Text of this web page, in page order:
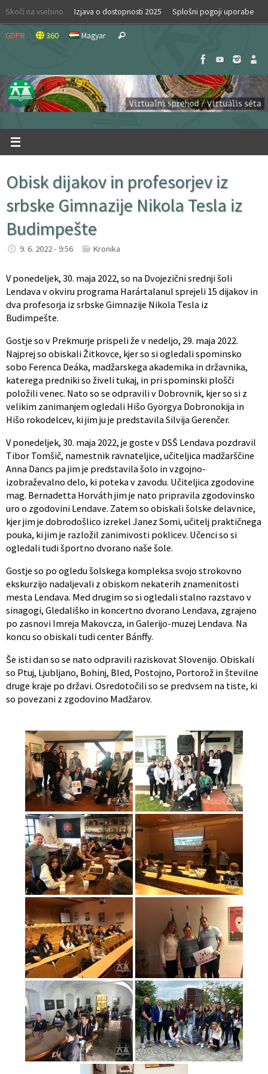
Skip
content
Skoči na vsebino Izjava o dostopnosti 2025 Splošni pogoji uporabe
GDPR 360 Magyar Search
Obisk dijakov in profesorjev iz
srbske Gimnazije Nikola Tesla iz
Budimpešte
9. 6. 2022 - 9:56 Kronika
V ponedeljek, 30. maja 2022, so na Dvojezični srednji šoli
Lendava v okviru programa Harártalanul sprejeli 15 dijakov in
dva profesorja iz srbske Gimnazije Nikola Tesla iz
Budimpešte.
Gostje so v Prekmurje prispeli že v nedeljo, 29. maja 2022.
Najprej so obiskali Žitkovce, kjer so si ogledali spominsko
sobo Ferenca Deáka, madžarskega akademika in državnika,
katerega predniki so živeli tukaj, in pri spominski plošči
položili venec. Nato so se odpravili v Dobrovnik, kjer so si z
velikim zanimanjem ogledali Hišo Györgya Dobronokija in
Hišo rokodelcev, ki jim ju je predstavila Silvija Gerenčer.
V ponedeljek, 30. maja 2022, je goste v DSŠ Lendava pozdravil
Tibor Tomšič, namestnik ravnateljice, učiteljica madžarščine
Anna Dancs pa jim je predstavila šolo in vzgojno-
izobraževalno delo, ki poteka v zavodu. Učiteljica zgodovine
mag. Bernadetta Horváth jim je nato pripravila zgodovinsko
uro o zgodovini Lendave. Zatem so obiskali šolske delavnice,
kjer jim je dobrodošlico izrekel Janez Somi, učitelj praktičnega
pouka, ki jim je razložil zanimivosti poklicev. Učenci so si
ogledali tudi športno dvorano naše šole.
Gostje so po ogledu šolskega kompleksa svojo strokovno
ekskurzijo nadaljevali z obiskom nekaterih znamenitosti
mesta Lendava. Med drugim so si ogledali stalno razstavo v
sinagogi, Gledališko in koncertno dvorano Lendava, zgrajeno
po zasnovi Imreja Makovcza, in Galerijo-muzej Lendava. Na
koncu so obiskali tudi center Bánffy.
Še isti dan so se nato odpravili raziskovat Slovenijo. Obiskali
so Ptuj, Ljubljano, Bohinj, Bled, Postojno, Portorož in številne
druge kraje po državi. Osredotočili so se predvsem na tiste, ki
so povezani z zgodovino Madžarov.